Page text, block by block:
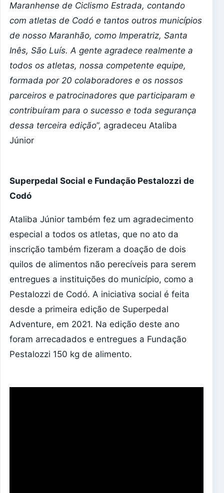
Maranhense de Ciclismo Estrada, contando
com atletas de Codó e tantos outros municípios
de nosso Maranhão, como Imperatriz, Santa
Inês, São Luís. A gente agradece realmente a
todos os atletas, nossa competente equipe,
formada por 20 colaboradores e os nossos
parceiros e patrocinadores que participaram e
contribuíram para o sucesso e toda segurança
dessa terceira edição”, agradeceu Ataliba
Júnior
Superpedal Social e Fundação Pestalozzi de
Codó
Ataliba Júnior também fez um agradecimento
especial a todos os atletas, que no ato da
inscrição também fizeram a doação de dois
quilos de alimentos não perecíveis para serem
entregues a instituições do município, como a
Pestalozzi de Codó. A iniciativa social é feita
desde a primeira edição de Superpedal
Adventure, em 2021. Na edição deste ano
foram arrecadados e entregues a Fundação
Pestalozzi 150 kg de alimento.